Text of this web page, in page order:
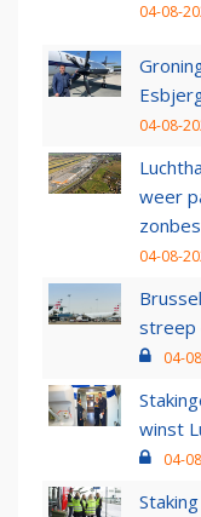
04-08-
04-08-
weer
04-08-
streep
04-
winst
04-